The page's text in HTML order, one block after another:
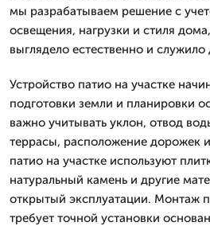
мы разрабатываем решение с
освещения, нагрузки и стиля
выглядело естественно и служило
Устройство патио на участке
подготовки земли и планировки
важно учитывать уклон, отвод
террасы, расположение дорожек
патио на участке используют
натуральный камень и другие
открытый эксплуатации. Монтаж
требует точной установки